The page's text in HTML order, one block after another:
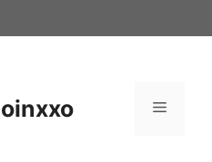
Menu